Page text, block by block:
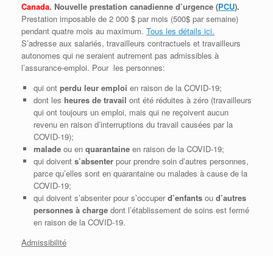
Canada. Nouvelle prestation canadienne d’urgence (PCU).
Prestation imposable de 2 000 $ par mois (500$ par semaine)
pendant quatre mois au maximum. Tous les détails ici.
S’adresse aux salariés, travailleurs contractuels et travailleurs
autonomes qui ne seraient autrement pas admissibles à
l’assurance-emploi. Pour les personnes:
qui ont perdu leur emploi en raison de la COVID-19;
dont les heures de travail ont été réduites à zéro (travailleurs
qui ont toujours un emploi, mais qui ne reçoivent aucun
revenu en raison d’interruptions du travail causées par la
COVID-19);
maladeou en quarantaineen raison de la COVID-19;
qui doivent s’absenter pour prendre soin d’autres personnes,
parce qu’elles sont en quarantaine ou malades à cause de la
COVID-19;
qui doivent s’absenter pour s’occuperd’enfants ou d’autres
personnes à chargedont l’établissement de soins est fermé
en raison de la COVID-19.
Admissibilité